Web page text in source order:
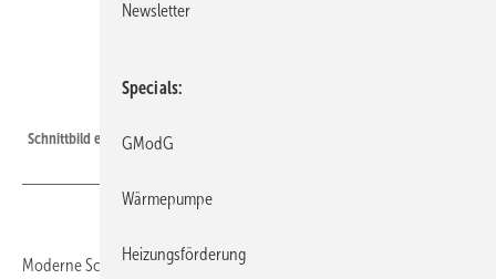
Schnittbild eines Scheitholzvergaserkessels.
Moderne Scheitholzvergaserkessel und Kombiheizkessel für
Newsletter
Specials
GModG
Wärmepumpe
Heizungsförderung